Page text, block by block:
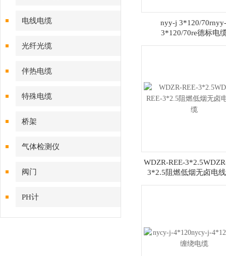
电线电缆
光纤光缆
伴热电缆
特殊电缆
桥架
气体检测仪
阀门
PH计
nyy-j 3*120/
3*120/70re德标电
WDZR-REE-
3*2.5阻燃低烟无卤电